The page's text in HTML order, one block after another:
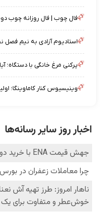
فال چوب | فال روزانه چوب دوشنبه ۱۹ مرداد
استادیوم آزادی به نیم
پرکنی مرغ خانگی با دستگاه؛
وینیسیوس کنار کاماوینگا؛